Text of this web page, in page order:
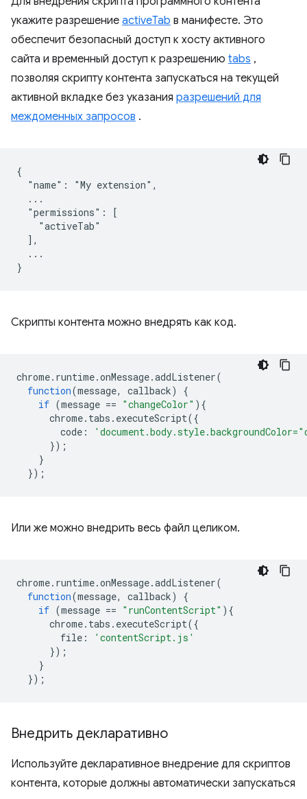
укажите разрешение activeTab в манифесте. Это
обеспечит безопасный доступ к хосту активного
сайта и временный доступ к разрешению tabs ,
позволяя скрипту контента запускаться на текущей
активной вкладке без указания разрешений для
междоменных запросов .
{
  "name": "My extension",
  ...
  "permissions": [
    "activeTab"
  ],
  ...
Скрипты контента можно внедрять как код.
chrome. runtime.onMessage.addListener(
function(message, callback)
{
if (message == "changeColor" ){
chrome. tabs . executeScript({
code :
});
}
});
Или же можно внедрить весь файл целиком.
chrome. runtime.onMessage.addListener(
function(message, callback)
{
if (message == "runContentScript" ){
chrome. tabs . executeScript({
file :
'contentScript.js'
});
}
});
Внедрить декларативно
Используйте декларативное внедрение для скриптов
контента, которые должны автоматически запускаться